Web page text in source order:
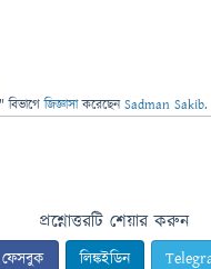
" বিভাগে জিজ্ঞাসাকরেছেনSadman Sakib.
প্রশ্নোত্তরটি শেয়ার করুন
ফেসবুক লিঙ্কইডিন